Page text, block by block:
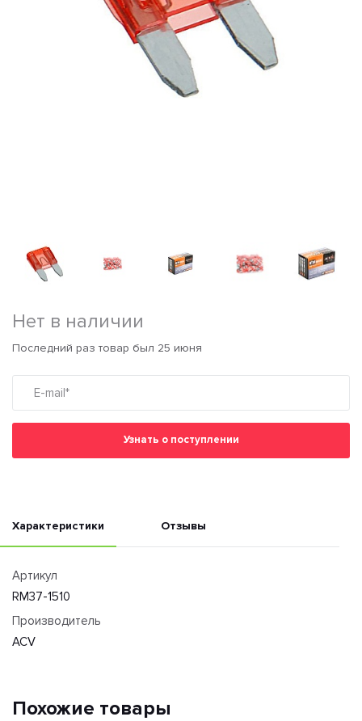
Нет в наличии
Последний раз товар был 25 июня
Узнать о поступлении
Характеристики Отзывы
Артикул
RM37-1510
Производитель
ACV
Похожие товары